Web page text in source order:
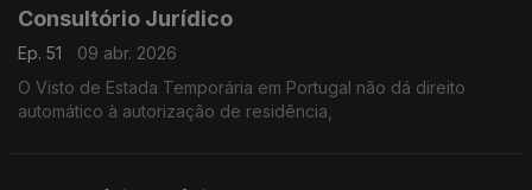
Consultório Jurídico
Ep. 51
09 abr. 2026
O Visto de Estada Temporária em Portugal não dá direito
automático à autorização de residência,